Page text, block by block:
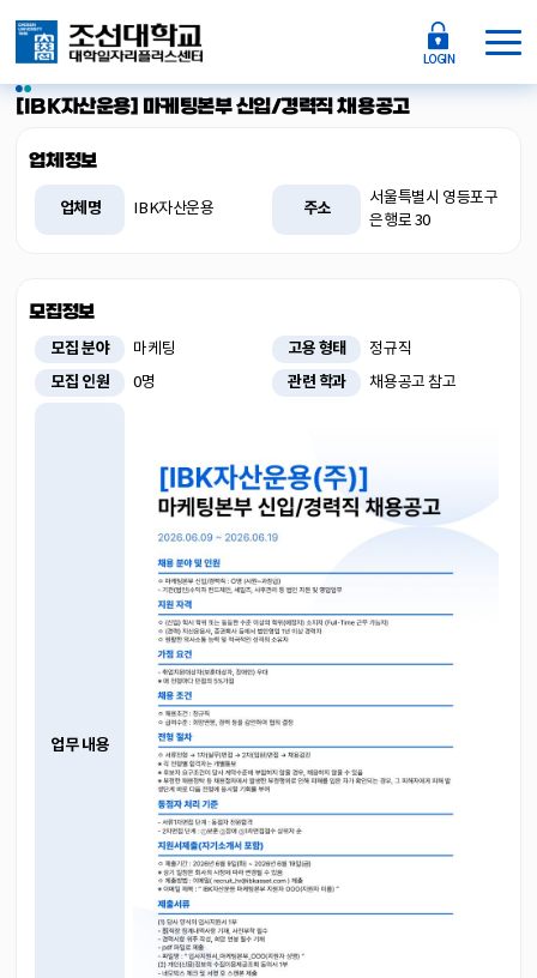
채용정보
[IBK자산운용] 마케팅본부 신입/경력직 채용공고
업체정보
업체명 IBK자산운용 주소
서울특별시 영등포구
은행로 30
모집정보
모집 분야 마케팅 고용 형태 정규직
모집 인원 0명 관련 학과 채용공고 참고
업무 내용